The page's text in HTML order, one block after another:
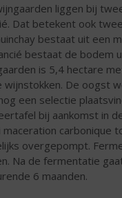
liggen bij
Dat betekent ook
bestaat uit een
bestaat de bodem
is 5,4 hectare
wijnstokken. De oogst
een selectie
bij aankomst in
maceration carbonique
overgepompt.
Na de fermentatie
6 maanden.